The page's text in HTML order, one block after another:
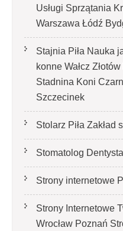
Usługi Sprzątania
Warszawa Łódź
Stajnia Piła Nauka
konne Wałcz
Stadnina Koni
Szczecinek
Stolarz Piła Zakład
Stomatolog
Strony internetowe
Strony Internetowe
Wrocław Poznań